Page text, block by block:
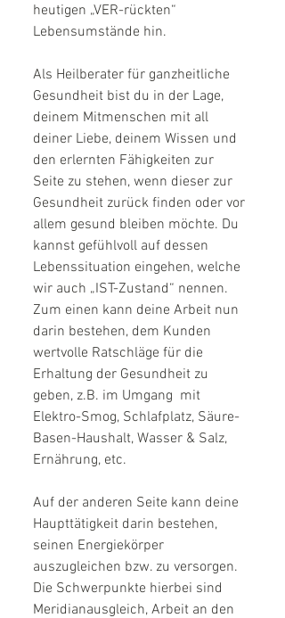
heutigen „VER-rückten“
Lebensumstände hin.
Als Heilberater für ganzheitliche
Gesundheit bist du in der Lage,
deinem Mitmenschen mit all
deiner Liebe, deinem Wissen und
den erlernten Fähigkeiten zur
Seite zu stehen, wenn dieser zur
Gesundheit zurück finden oder vor
allem gesund bleiben möchte. Du
kannst gefühlvoll auf dessen
Lebenssituation eingehen, welche
wir auch „IST-Zustand“ nennen.
Zum einen kann deine Arbeit nun
darin bestehen, dem Kunden
wertvolle Ratschläge für die
Erhaltung der Gesundheit zu
geben, z.B. im Umgang  mit
Elektro-Smog, Schlafplatz, Säure-
Basen-Haushalt, Wasser & Salz,
Ernährung, etc.
Auf der anderen Seite kann deine
Haupttätigkeit darin bestehen,
seinen Energiekörper
auszugleichen bzw. zu versorgen.
Die Schwerpunkte hierbei sind
Meridianausgleich, Arbeit an den